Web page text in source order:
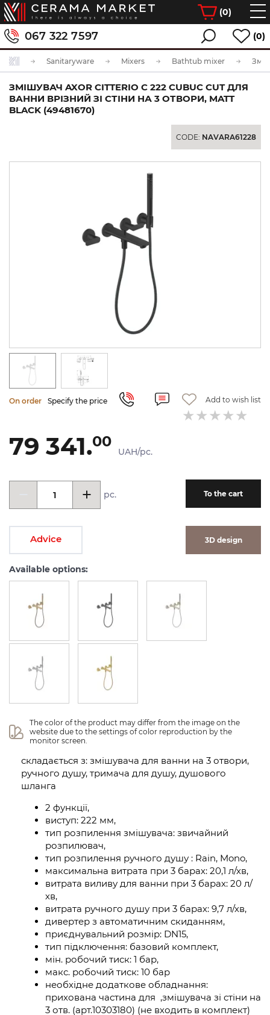
(0)
067 322 7597 (0)
Sanitaryware Mixers Bathtub mixer
ЗМІШУВАЧ AXOR CITTERIO C 222 CUBUC CUT ДЛЯ
ВАННИ ВРІЗНИЙ ЗІ СТІНИ НА 3 ОТВОРИ, MATT
BLACK (49481670)
CODE: NAVARA61228
On order Specify the price Add to wish list
79 341.00
UAH/pc.
pc. To the cart
Advice 3D design
Available options:
The color of the product may differ from the image on the
website due to the settings of color reproduction by the
monitor screen.
складається з: змішувача для ванни на 3 отвори,
ручного душу, тримача для душу, душового
шланга
2 функції,
виступ: 222 мм,
тип розпилення змішувача: звичайний
розпилювач,
тип розпилення ручного душу : Rain, Mono,
максимальна витрата при 3 барах: 20,1 л/хв,
витрата виливу для ванни при 3 барах: 20 л/
хв,
витрата ручного душу при 3 барах: 9,7 л/хв,
дивертер з автоматичним скиданням,
приєднувальний розмір: DN15,
тип підключення: базовий комплект,
мін. робочий тиск: 1 бар,
макс. робочий тиск: 10 бар
необхідне додаткове обладнання:
прихована частина для ,змішувача зі стіни на
3 отв. (арт.10303180) (не входить в комплект)